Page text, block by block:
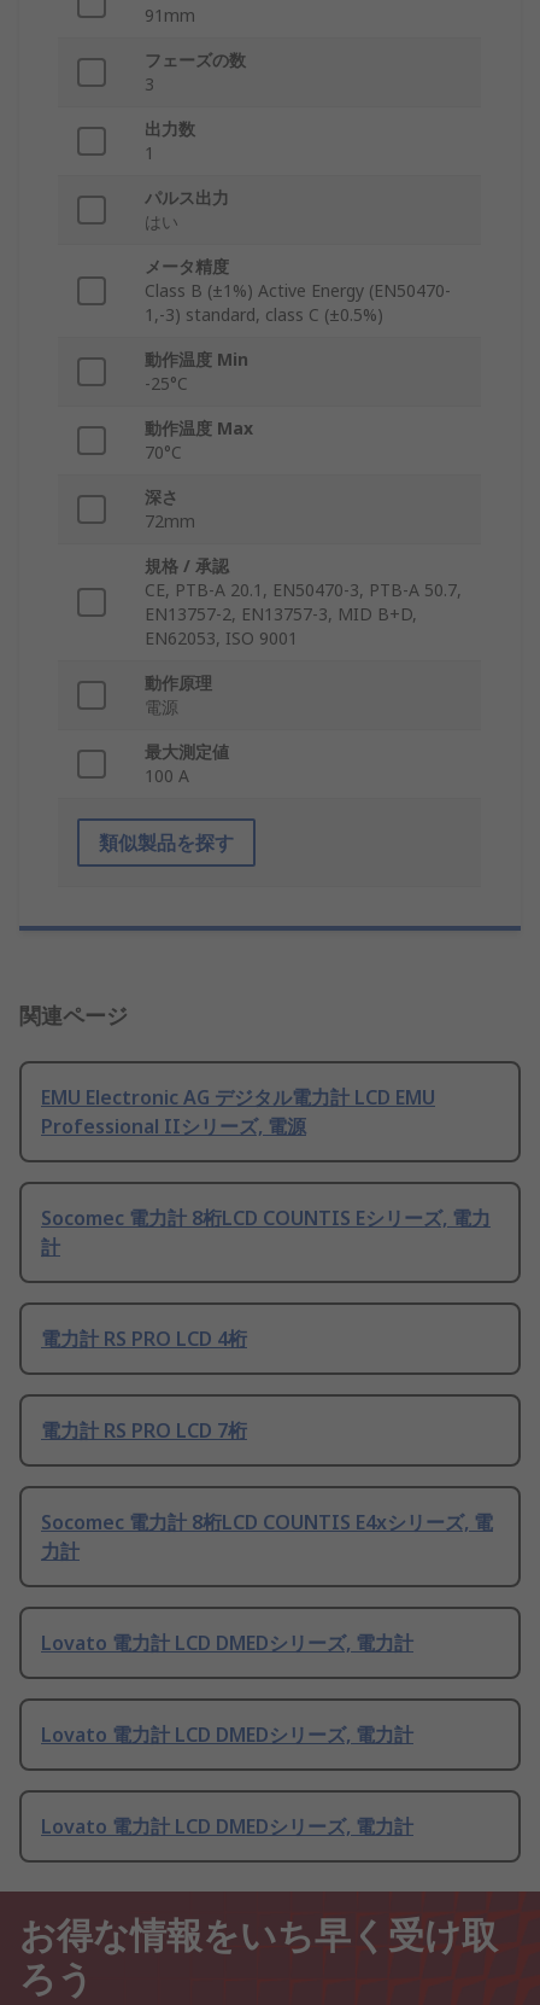
91mm
フェーズの数
3
出力数
1
パルス出力
はい
メータ精度
Class B (±1%) Active Energy (EN50470-
1,-3) standard, class C (±0.5%)
動作温度 Min
-25°C
動作温度 Max
70°C
深さ
72mm
規格 / 承認
CE, PTB-A 20.1, EN50470-3, PTB-A 50.7,
EN13757-2, EN13757-3, MID B+D,
EN62053, ISO 9001
動作原理
電源
最大測定値
100 A
類似製品を探す
関連ページ
EMU Electronic AG デジタル電力計 LCD EMU
Professional IIシリーズ, 電源
Socomec 電力計 8桁LCD COUNTIS Eシリーズ, 電力
計
電力計 RS PRO LCD 4桁
電力計 RS PRO LCD 7桁
Socomec 電力計 8桁LCD COUNTIS E4xシリーズ, 電
力計
Lovato 電力計 LCD DMEDシリーズ, 電力計
Lovato 電力計 LCD DMEDシリーズ, 電力計
Lovato 電力計 LCD DMEDシリーズ, 電力計
お得な情報をいち早く受け取
ろう